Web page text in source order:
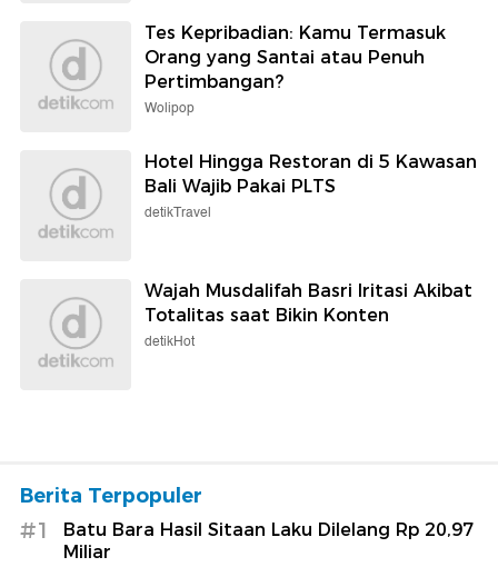
Tes Kepribadian: Kamu Termasuk
Orang yang Santai atau Penuh
Pertimbangan?
Wolipop
Hotel Hingga Restoran di 5 Kawasan
Bali Wajib Pakai PLTS
detikTravel
Wajah Musdalifah Basri Iritasi Akibat
Totalitas saat Bikin Konten
detikHot
Berita Terpopuler
#1
Batu Bara Hasil Sitaan Laku Dilelang Rp 20,97
Miliar